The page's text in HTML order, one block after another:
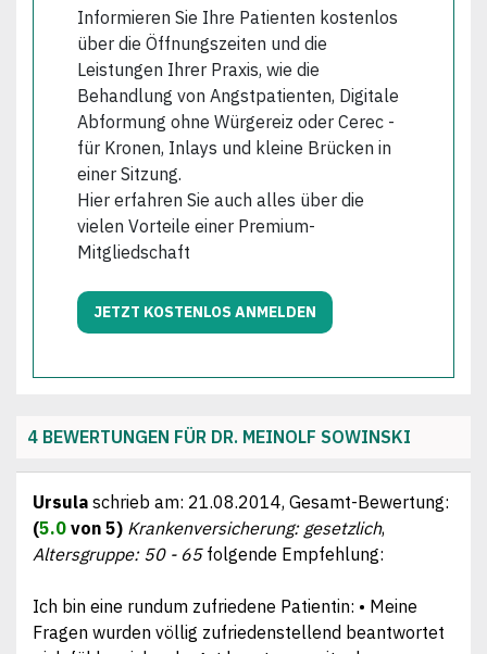
Informieren Sie Ihre Patienten kostenlos
über die Öffnungszeiten und die
Leistungen Ihrer Praxis, wie die
Behandlung von Angstpatienten, Digitale
Abformung ohne Würgereiz oder Cerec -
für Kronen, Inlays und kleine Brücken in
einer Sitzung.
Hier erfahren Sie auch alles über die
vielen Vorteile einer Premium-
Mitgliedschaft
JETZT KOSTENLOS ANMELDEN
4 BEWERTUNGEN FÜR DR. MEINOLF SOWINSKI
Ursula schrieb am: 21.08.2014, Gesamt-Bewertung:
(5.0 von 5) Krankenversicherung: gesetzlich,
Altersgruppe: 50 - 65folgende Empfehlung:
Ich bin eine rundum zufriedene Patientin: • Meine
Fragen wurden völlig zufriedenstellend beantwortet